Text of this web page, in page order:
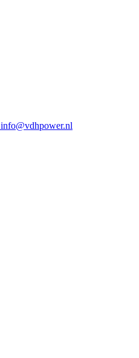
info@vdhpower.nl